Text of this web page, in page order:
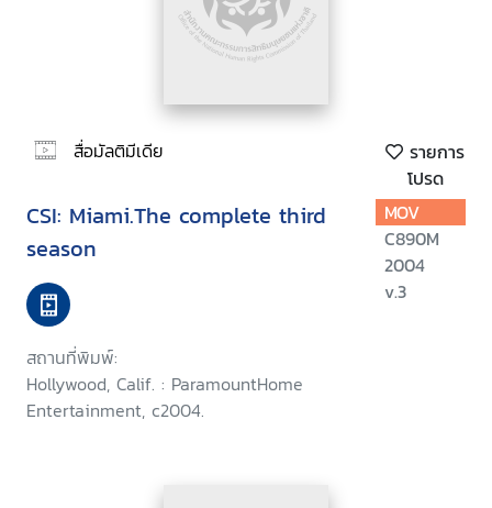
สื่อมัลติมีเดีย
รายการ
โปรด
CSI: Miami.The complete third
season
สถานที่พิมพ์:
Hollywood, Calif. : ParamountHome
Entertainment, c2004.
MOV
C890M
2004
v.3